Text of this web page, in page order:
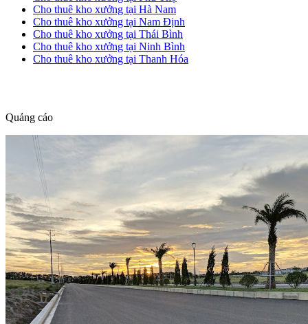
Cho thuê kho xưởng tại Hà Nam
Cho thuê kho xưởng tại Nam Định
Cho thuê kho xưởng tại Thái Bình
Cho thuê kho xưởng tại Ninh Bình
Cho thuê kho xưởng tại Thanh Hóa
Quảng cáo